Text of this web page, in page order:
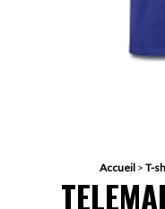
Accueil > T-